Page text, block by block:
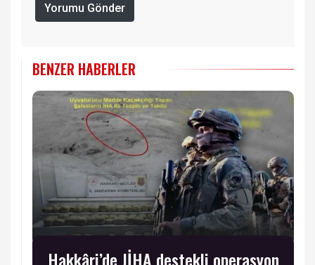
Yorumu Gönder
BENZER HABERLER
Hakkâri’de JİHA destekli operasyon